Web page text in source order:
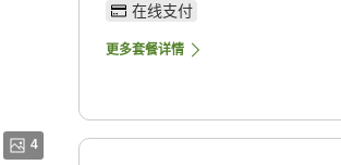
4
在线支付
更多套餐详情